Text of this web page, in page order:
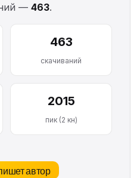
— 463.
463
скачиваний
2015
пик (2 кн)
автор